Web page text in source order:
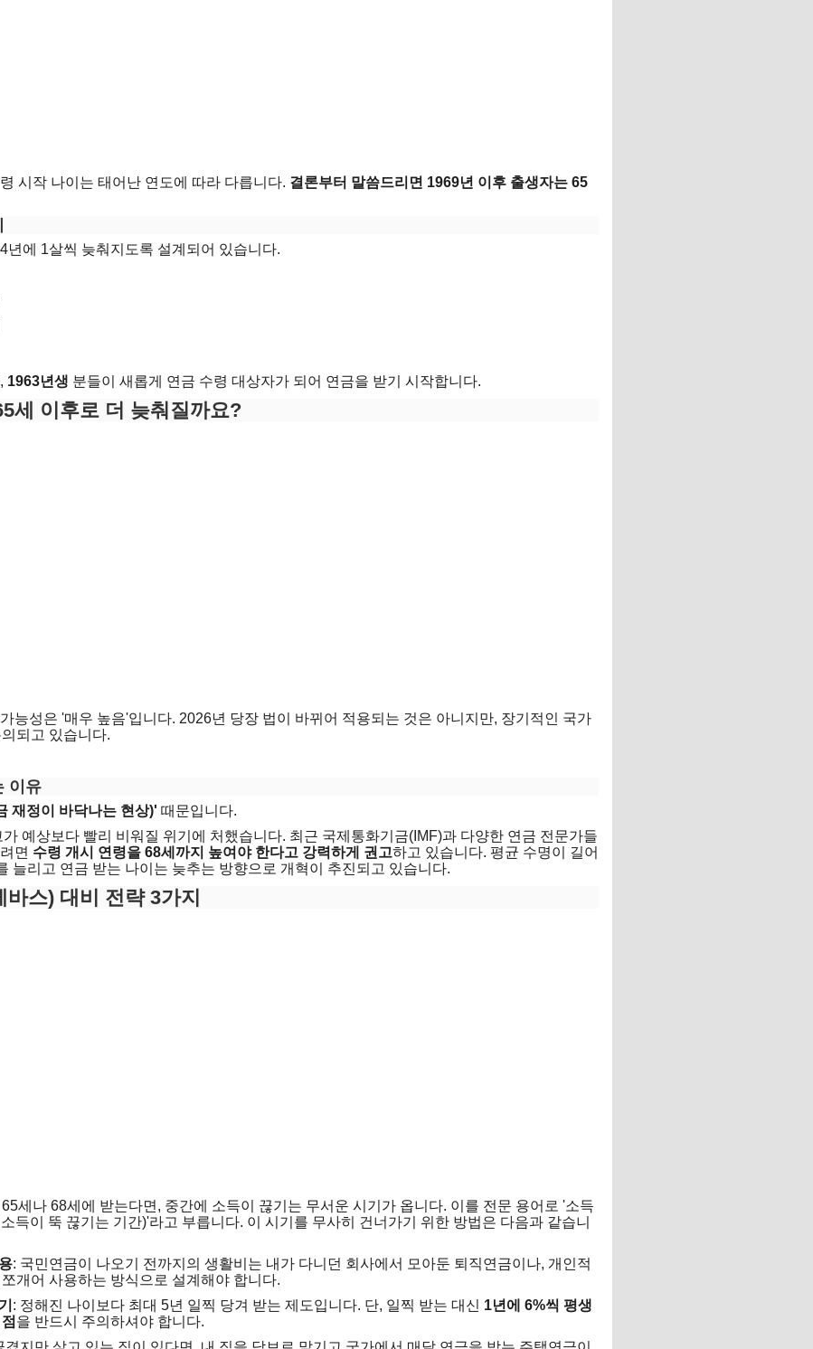
시작 나이는 태어난 연도에 따라 다릅니다. 결론부터 말씀드리면 1969년 이후 출생자는 65
년에 1살씩 늦춰지도록 설계되어 있습니다.
1963년생 분들이 새롭게 연금 수령 대상자가 되어 연금을 받기 시작합니다.
세 이후로 더 늦춰질까요?
능성은 '매우 높음'입니다. 2026년 당장 법이 바뀌어 적용되는 것은 아니지만, 장기적인 국가
되고 있습니다.
이유
재정이 바닥나는 현상)' 때문입니다.
예상보다 빨리 비워질 위기에 처했습니다. 최근 국제통화기금(IMF)과 다양한 연금 전문가들
면 수령 개시 연령을 68세까지 높여야 한다고 강력하게 권고하고 있습니다. 평균 수명이 길어
늘리고 연금 받는 나이는 늦추는 방향으로 개혁이 추진되고 있습니다.
스) 대비 전략 3가지
세나 68세에 받는다면, 중간에 소득이 끊기는 무서운 시기가 옵니다. 이를 전문 용어로 '소득
득이 뚝 끊기는 기간)'라고 부릅니다. 이 시기를 무사히 건너가기 위한 방법은 다음과 같습니
: 국민연금이 나오기 전까지의 생활비는 내가 다니던 회사에서 모아둔 퇴직연금이나, 개인적
개어 사용하는 방식으로 설계해야 합니다.
: 정해진 나이보다 최대 5년 일찍 당겨 받는 제도입니다. 단, 일찍 받는 대신 1년에 6%씩 평생
을 반드시 주의하셔야 합니다.